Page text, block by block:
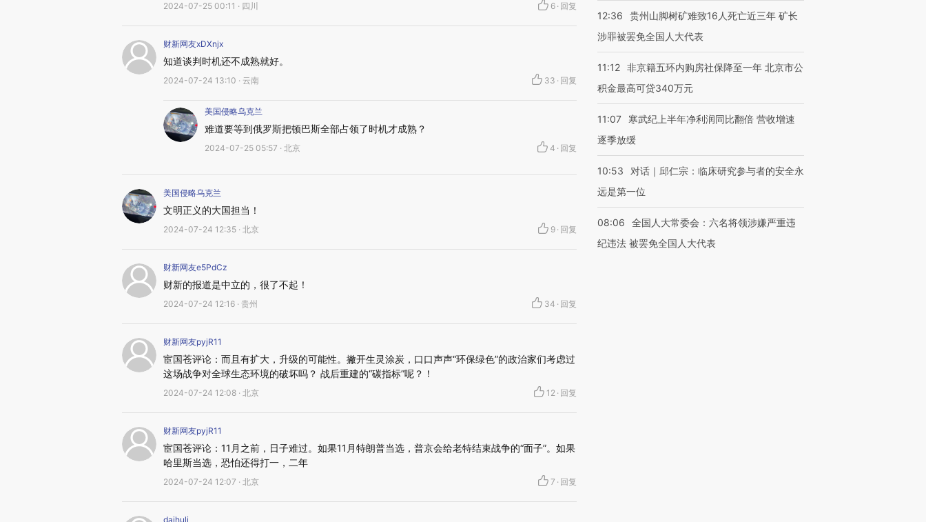
2024-07-25 00:11 · 四川 6 · 回复
财新网友xDXnjx
知道谈判时机还不成熟就好。
2024-07-24 13:10 · 云南 33 · 回复
美国侵略乌克兰
难道要等到俄罗斯把顿巴斯全部占领了时机才成熟？
2024-07-25 05:57 · 北京 4 · 回复
美国侵略乌克兰
文明正义的大国担当！
2024-07-24 12:35 · 北京 9 · 回复
财新网友e5PdCz
财新的报道是中立的，很了不起！
2024-07-24 12:16 · 贵州 34 · 回复
财新网友pyjR11
宦国苍评论：而且有扩大，升级的可能性。撇开生灵涂炭，口口声声“环保绿色”的政治家们考虑过
这场战争对全球生态环境的破坏吗？ 战后重建的“碳指标”呢？！
2024-07-24 12:08 · 北京 12 · 回复
财新网友pyjR11
宦国苍评论：11月之前，日子难过。如果11月特朗普当选，普京会给老特结束战争的“面子”。如果
哈里斯当选，恐怕还得打一，二年
2024-07-24 12:07 · 北京 7 · 回复
daihuli
12:36
贵州山脚树矿难致16人死亡近三年 矿长
涉罪被罢免全国人大代表
11:12 非京籍五环内购房社保降至一年 北京市公
积金最高可贷340万元
11:07
寒武纪上半年净利润同比翻倍 营收增速
逐季放缓
10:53
对话｜邱仁宗：临床研究参与者的安全永
远是第一位
08:06
全国人大常委会：六名将领涉嫌严重违
纪违法 被罢免全国人大代表